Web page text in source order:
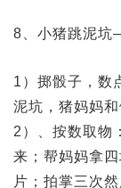
8、小猪跳泥坑
1）掷骰子，数
泥坑，猪妈妈
2）、按数取物
来；帮妈妈拿
片；拍掌三次然